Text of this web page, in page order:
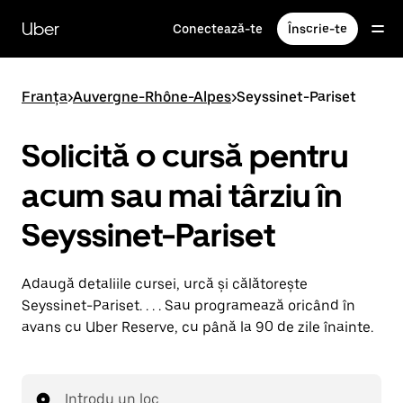
direct
conținutul
principal
Uber Conectează-te Înscrie-te
Franța>Auvergne-Rhône-Alpes>Seyssinet-Pariset
Solicită o cursă pentru
acum sau mai târziu în
Seyssinet-Pariset
Adaugă detaliile cursei, urcă și călătorește
Seyssinet-Pariset. . . . Sau programează oricând în
avans cu Uber Reserve, cu până la 90 de zile înainte.
Introdu un loc